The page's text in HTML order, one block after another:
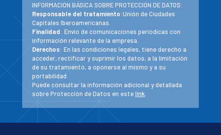
INFORMACIÓN BÁSICA SOBRE PROTECCIÓN DE DATOS:
Responsable del tratamiento:Unión de Ciudades
Capitales Iberoamericanas.
Finalidad: Envío de comunicaciones periodicas con
información relevante de la empresa.
Derechos: En las condiciones legales, tiene derecho a
acceder, rectificar y suprimir los datos, a la limitación
de su tratamiento, a oponerse al mismo y a su
portabilidad.
Puede consultar la información adicional y detallada
sobre Protección de Datos en estelink